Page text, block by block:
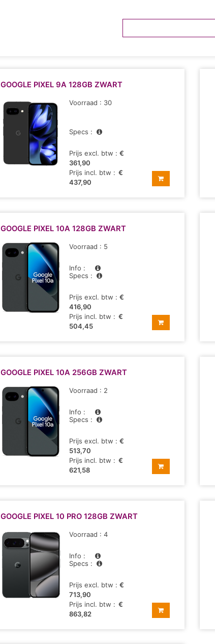
GOOGLE PIXEL 9A 128GB ZWART
Voorraad : 30
Specs :
Prijs excl. btw : €
361,90
Prijs incl. btw : €
437,90
GOOGLE PIXEL 10A 128GB ZWART
Voorraad : 5
Info :
Specs :
Prijs excl. btw : €
416,90
Prijs incl. btw : €
504,45
GOOGLE PIXEL 10A 256GB ZWART
Voorraad : 2
Info :
Specs :
Prijs excl. btw : €
513,70
Prijs incl. btw : €
621,58
GOOGLE PIXEL 10 PRO 128GB ZWART
Voorraad : 4
Info :
Specs :
Prijs excl. btw : €
713,90
Prijs incl. btw : €
863,82